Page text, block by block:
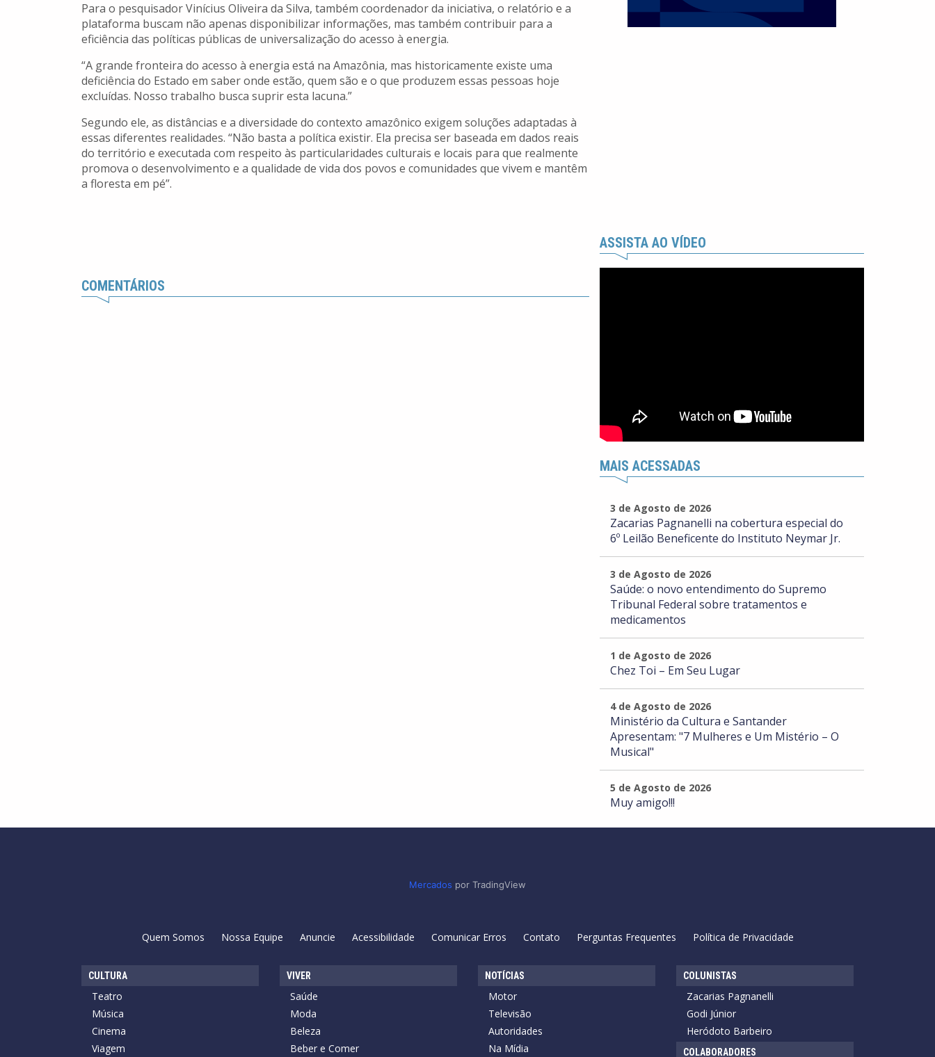
Para o pesquisador Vinícius Oliveira da Silva, também coordenador da iniciativa, o relatório e a
plataforma buscam não apenas disponibilizar informações, mas também contribuir para a
eficiência das políticas públicas de universalização do acesso à energia.
“A grande fronteira do acesso à energia está na Amazônia, mas historicamente existe uma
deficiência do Estado em saber onde estão, quem são e o que produzem essas pessoas hoje
excluídas. Nosso trabalho busca suprir esta lacuna.”
Segundo ele, as distâncias e a diversidade do contexto amazônico exigem soluções adaptadas à
essas diferentes realidades. “Não basta a política existir. Ela precisa ser baseada em dados reais
do território e executada com respeito às particularidades culturais e locais para que realmente
promova o desenvolvimento e a qualidade de vida dos povos e comunidades que vivem e mantêm
a floresta em pé”.
COMENTÁRIOS
ASSISTA AO VÍDEO
MAIS ACESSADAS
3 de Agosto de 2026
Zacarias Pagnanelli na cobertura especial do
6º Leilão Beneficente do Instituto Neymar Jr.
3 de Agosto de 2026
Saúde: o novo entendimento do Supremo
Tribunal Federal sobre tratamentos e
medicamentos
1 de Agosto de 2026
Chez Toi – Em Seu Lugar
4 de Agosto de 2026
Ministério da Cultura e Santander
Apresentam: "7 Mulheres e Um Mistério – O
Musical"
5 de Agosto de 2026
Muy amigo!!!
Mercados por TradingView
Quem Somos Nossa Equipe Anuncie Acessibilidade Comunicar Erros Contato Perguntas Frequentes Política de Privacidade
CULTURA
Teatro
Música
Cinema
Viagem
VIVER
Saúde
Moda
Beleza
Beber e Comer
NOTÍCIAS
Motor
Televisão
Autoridades
Na Mídia
COLUNISTAS
Zacarias Pagnanelli
Godi Júnior
Heródoto Barbeiro
COLABORADORES